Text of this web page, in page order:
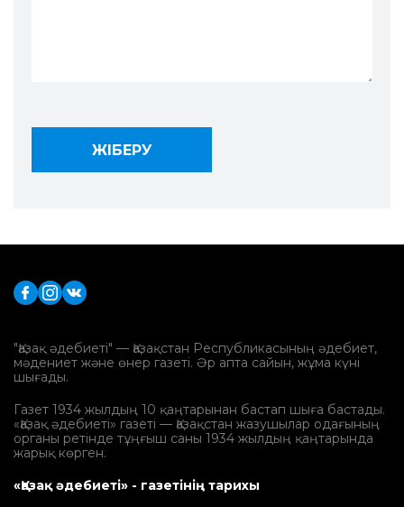
"Қазақ әдебиеті" — Қазақстан Республикасының әдебиет,
мәдениет және өнер газеті. Әр апта сайын, жұма күні
шығады.
Газет 1934 жылдың 10 қаңтарынан бастап шыға бастады.
«Қазақ әдебиеті» газеті — Қазақстан жазушылар одағының
органы ретінде тұңғыш саны 1934 жылдың қаңтарында
жарық көрген.
«Қазақ әдебиеті» - газетінің тарихы